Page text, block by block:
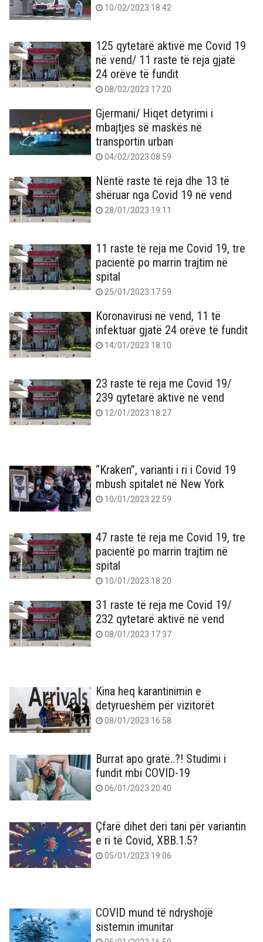
10/02/2023 18:42
125 qytetarë aktivë me Covid 19
në vend/ 11 raste të reja gjatë
24 orëve të fundit
08/02/2023 17:20
Gjermani/ Hiqet detyrimi i
mbajtjes së maskës në
transportin urban
04/02/2023 08:59
Nëntë raste të reja dhe 13 të
shëruar nga Covid 19 në vend
28/01/2023 19:11
11 raste të reja me Covid 19, tre
pacientë po marrin trajtim në
spital
25/01/2023 17:59
Koronavirusi në vend, 11 të
infektuar gjatë 24 orëve të fundit
14/01/2023 18:10
23 raste të reja me Covid 19/
239 qytetarë aktivë në vend
12/01/2023 18:27
“Kraken”, varianti i ri i Covid 19
mbush spitalet në New York
10/01/2023 22:59
47 raste të reja me Covid 19, tre
pacientë po marrin trajtim në
spital
10/01/2023 18:20
31 raste të reja me Covid 19/
232 qytetarë aktivë në vend
08/01/2023 17:37
Kina heq karantinimin e
detyrueshëm për vizitorët
08/01/2023 16:58
Burrat apo gratë..?! Studimi i
fundit mbi COVID-19
06/01/2023 20:40
Çfarë dihet deri tani për variantin
e ri të Covid, XBB.1.5?
05/01/2023 19:06
​COVID mund të ndryshojë
sistemin imunitar